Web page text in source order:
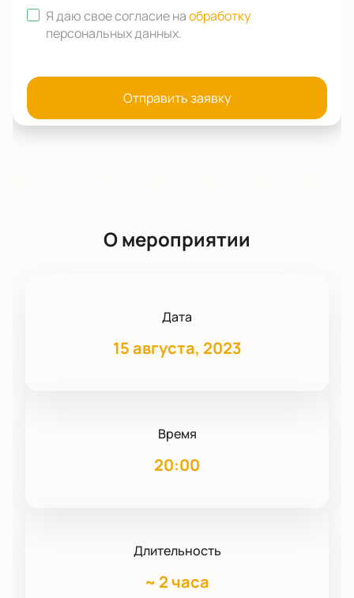
Я даю свое согласие наобработку
персональных данных.
Отправить заявку
О мероприятии
Дата
15 августа, 2023
Время
20:00
Длительность
~ 2 часа